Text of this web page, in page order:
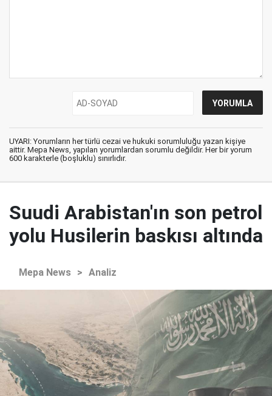
UYARI: Yorumların her türlü cezai ve hukuki sorumluluğu yazan kişiye
aittir. Mepa News, yapılan yorumlardan sorumlu değildir. Her bir yorum
600 karakterle (boşluklu) sınırlıdır.
Suudi Arabistan'ın son petrol
yolu Husilerin baskısı altında
Mepa News > Analiz